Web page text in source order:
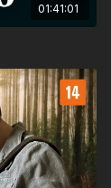
01:41:01